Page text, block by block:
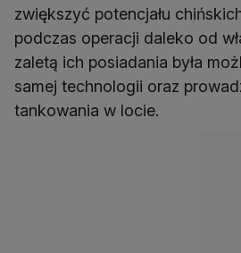
zwiększyć potencjału
podczas operacji daleko od
zaletą ich posiadania była
samej technologii oraz
tankowania w locie.